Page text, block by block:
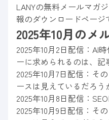
LANYの無料メールマガ
報のダウンロードページ
2025年10月のメ
2025年10月2日配信：AI
ーに求められるのは、
2025年10月7日配信：そ
ースは見えているだろう
2025年10月8日配信：
2025年10月9日配信：そ